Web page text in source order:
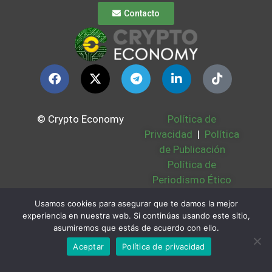
Contacto
© Crypto Economy
Política de
Privacidad | Política
de Publicación
Política de
Periodismo Ético
Bases Legales |
Partners | Sobre
Nosotros
Usamos cookies para asegurar que te damos la mejor
experiencia en nuestra web. Si continúas usando este sitio,
asumiremos que estás de acuerdo con ello.
Aceptar
Política de privacidad